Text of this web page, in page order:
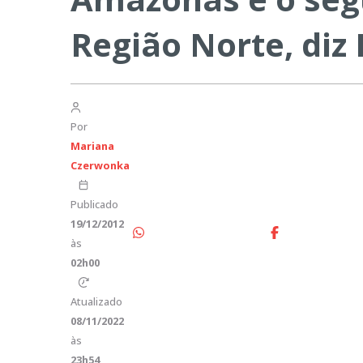
Região Norte, diz
Por
Mariana
Czerwonka
Publicado
19/12/2012
às
02h00
Atualizado
08/11/2022
às
23h54